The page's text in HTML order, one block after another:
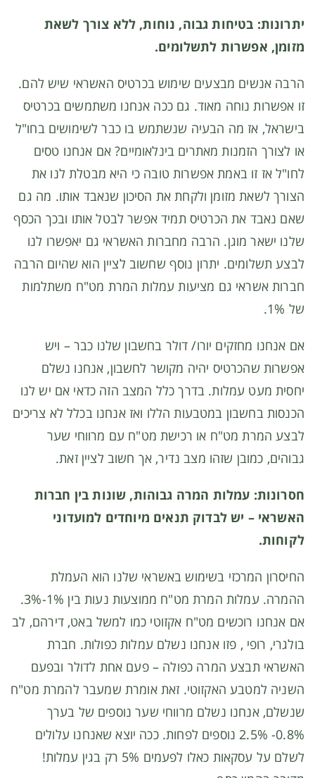
יתרונות: בטיחות גבוה, נוחות, ללא צורך לשאת
מזומן, אפשרות לתשלומים.
הרבה אנשים מבצעים שימוש בכרטיס האשראי שיש להם.
זו אפשרות נוחה מאוד. גם ככה אנחנו משתמשים בכרטיס
בישראל, אז מה הבעיה שנשתמש בו כבר לשימושים בחו"ל
או לצורך הזמנות מאתרים בינלאומיים? אם אנחנו טסים
לחו"ל אז זו באמת אפשרות טובה כי היא מבטלת לנו את
הצורך לשאת מזומן ולקחת את הסיכון שנאבד אותו. מה גם
שאם נאבד את הכרטיס תמיד אפשר לבטל אותו ובכך הכסף
שלנו ישאר מוגן. הרבה מחברות האשראי גם יאפשרו לנו
לבצע תשלומים. יתרון נוסף שחשוב לציין הוא שהיום הרבה
חברות אשראי גם מציעות עמלות המרת מט"ח משתלמות
של 1%.
אם אנחנו מחזקים יורו/ דולר בחשבון שלנו כבר – ויש
אפשרות שהכרטיס יהיה מקושר לחשבון, אנחנו נשלם
יחסית מעט עמלות. בדרך כלל המצב הזה כדאי אם יש לנו
הכנסות בחשבון במטבעות הללו ואז אנחנו בכלל לא צריכים
לבצע המרת מט"ח או רכישת מט"ח עם מרווחי שער
גבוהים, כמובן שזהו מצב נדיר, אך חשוב לציין זאת.
חסרונות: עמלות המרה גבוהות, שונות בין חברות
האשראי – יש לבדוק תנאים מיוחדים למועדוני
לקוחות.
החיסרון המרכזי בשימוש באשראי שלנו הוא העמלת
ההמרה. עמלות המרת מט"ח ממוצעות נעות בין 1%-3%.
אם אנחנו רוכשים מט"ח אקזוטי כמו למשל באט, דירהם, לב
בולגרי, רופי , פזו אנחנו נשלם עמלות כפולות. חברת
האשראי תבצע המרה כפולה – פעם אחת לדולר ובפעם
השניה למטבע האקזוטי. זאת אומרת שמעבר להמרת מט"ח
שנשלם, אנחנו נשלם מרווחי שער נוספים של בערך
0.8%- 2.5% נוספים לפחות. ככה יוצא שאנחנו עלולים
לשלם על עסקאות כאלו לפעמים 5% רק בגין עמלות!